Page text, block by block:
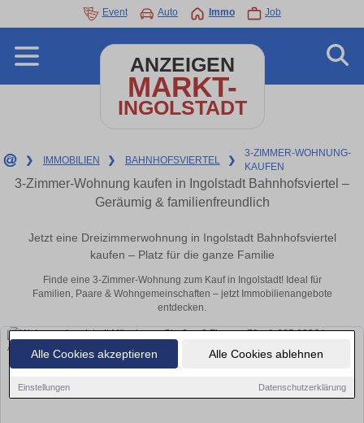
Alle Cookies akzeptieren Alle Cookies ablehnen
Einstellungen Datenschutzerklärung
Event Auto Immo Job
ANZEIGEN
MARKT-
INGOLSTADT
❯ IMMOBILIEN ❯ BAHNHOFSVIERTEL ❯
3-ZIMMER-WOHNUNG-
KAUFEN
3-Zimmer-Wohnung kaufen in Ingolstadt Bahnhofsviertel –
Geräumig & familienfreundlich
Jetzt eine Dreizimmerwohnung in Ingolstadt Bahnhofsviertel
kaufen – Platz für die ganze Familie
Finde eine 3-Zimmer-Wohnung zum Kauf in Ingolstadt! Ideal für
Familien, Paare & Wohngemeinschaften – jetzt Immobilienangebote
entdecken.